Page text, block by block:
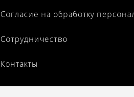
Согласие на обработку
Сотрудничество
Контакты